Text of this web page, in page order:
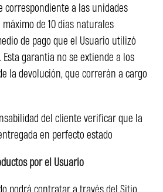
correspondiente a las unidades
de 10 días naturales
de pago que el Usuario utilizó
garantía no se extiende a los
la devolución, que correrán a cargo
del cliente verificar que la
en perfecto estado
por el Usuario
podrá contratar a través del Sitio